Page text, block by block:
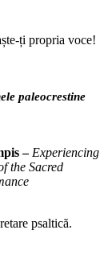
ți propria voce!
paleocrestine
– Experiencing
the Sacred
psaltică.